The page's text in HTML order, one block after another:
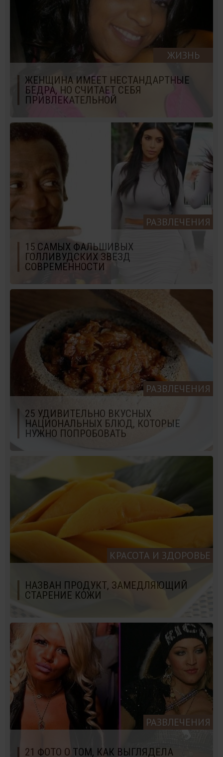
ЖИЗНЬ
ЖЕНЩИНА ИМЕЕТ НЕСТАНДАРТНЫЕ
БЕДРА, НО СЧИТАЕТ СЕБЯ
ПРИВЛЕКАТЕЛЬНОЙ
РАЗВЛЕЧЕНИЯ
15 САМЫХ ФАЛЬШИВЫХ
ГОЛЛИВУДСКИХ ЗВЕЗД
СОВРЕМЕННОСТИ
РАЗВЛЕЧЕНИЯ
25 УДИВИТЕЛЬНО ВКУСНЫХ
НАЦИОНАЛЬНЫХ БЛЮД, КОТОРЫЕ
НУЖНО ПОПРОБОВАТЬ
КРАСОТА И ЗДОРОВЬЕ
НАЗВАН ПРОДУКТ, ЗАМЕДЛЯЮЩИЙ
СТАРЕНИЕ КОЖИ
РАЗВЛЕЧЕНИЯ
21 ФОТО О ТОМ, КАК ВЫГЛЯДЕЛА